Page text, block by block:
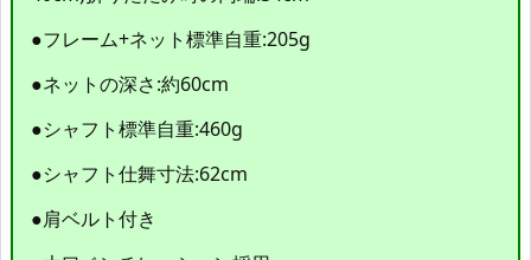
●フレーム+ネット標準自重:205g
●ネットの深さ:約60cm
●シャフト標準自重:460g
●シャフト仕舞寸法:62cm
●肩ベルト付き